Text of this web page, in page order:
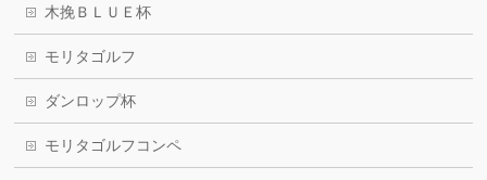
木挽ＢＬＵＥ杯
モリタゴルフ
ダンロップ杯
モリタゴルフコンペ